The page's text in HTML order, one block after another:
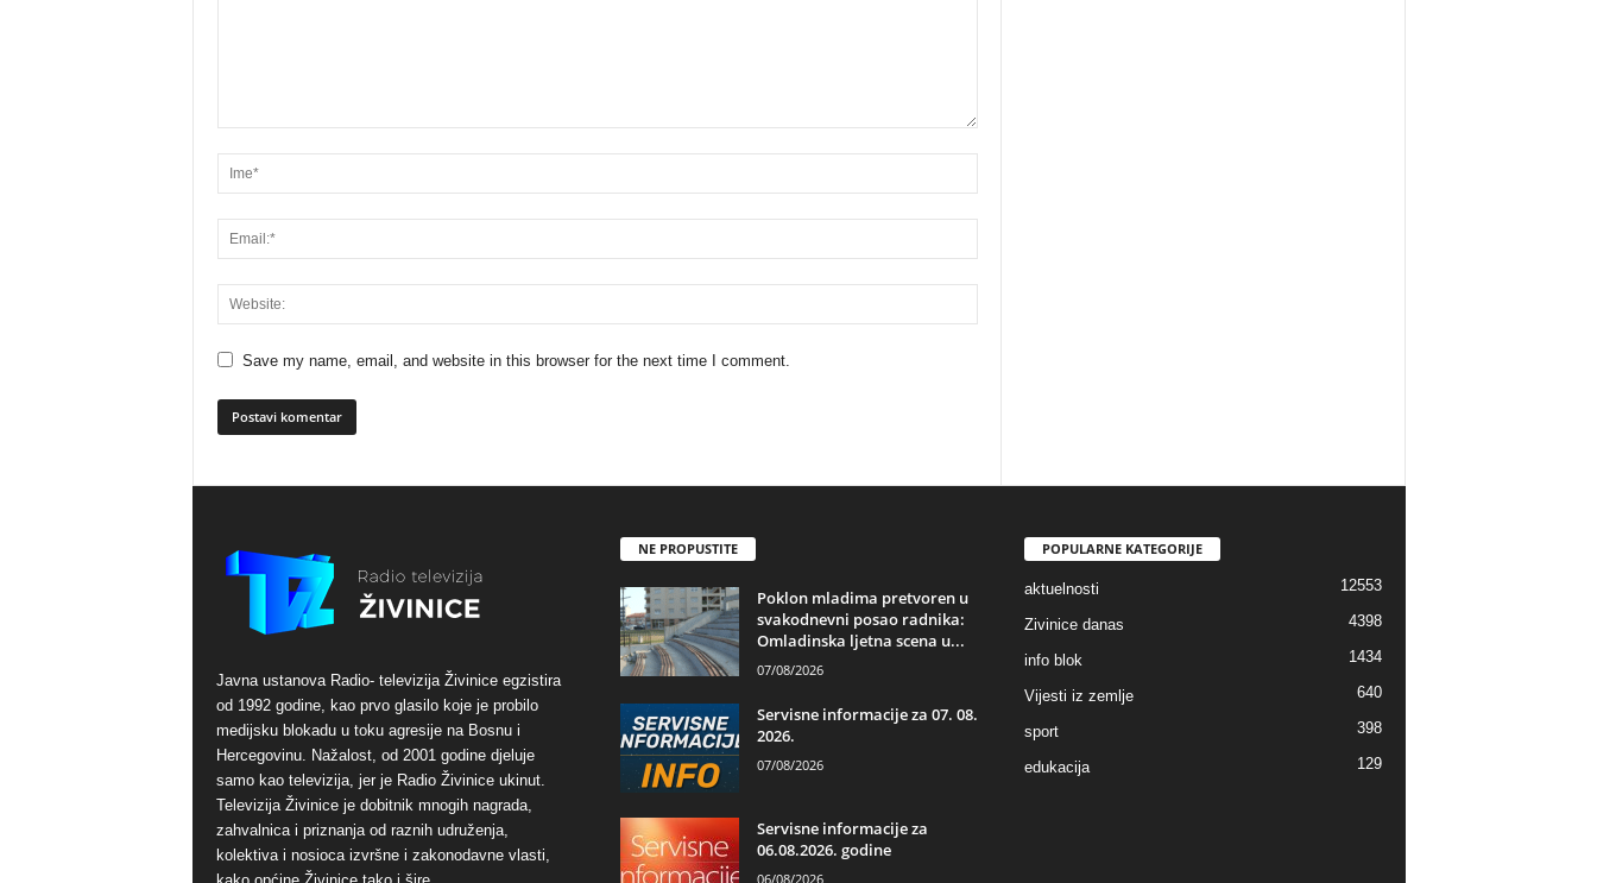
Save my name, email, and website in this browser for the next time I comment.
Javna ustanova Radio- televizija Živinice egzistira
od 1992 godine, kao prvo glasilo koje je probilo
medijsku blokadu u toku agresije na Bosnu i
Hercegovinu. Nažalost, od 2001 godine djeluje
samo kao televizija, jer je Radio Živinice ukinut.
Televizija Živinice je dobitnik mnogih nagrada,
zahvalnica i priznanja od raznih udruženja,
kolektiva i nosioca izvršne i zakonodavne vlasti,
NE PROPUSTITE
Poklon mladima pretvoren u
svakodnevni posao radnika:
Omladinska ljetna scena u...
07/08/2026
Servisne informacije za 07. 08.
2026.
07/08/2026
Servisne informacije za
06.08.2026. godine
06/08/2026
POPULARNE KATEGORIJE
aktuelnosti 12553
Zivinice danas 4398
info blok 1434
Vijesti iz zemlje 640
sport 398
edukacija 129